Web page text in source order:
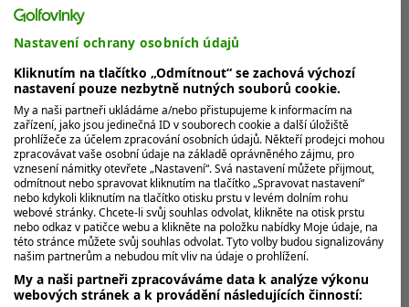
Desítky tisíc míčků na dně jezera Loch
Ness. Kolik míčků se ročně ztratí po
celém světě?
Možná vás to nikdy nenapadlo, ale kam se podějí
všechny ty zatoulané golfové míčky a kolik jich ročně
nenávratně zmizí? Dá se...
MOHLO BY VÁS ZAJÍMAT
Nastavení ochrany osobních údajů
Kliknutím na tlačítko „Odmítnout“ se zachová výchozí
nastavení pouze nezbytně nutných souborů cookie.
My a naši partneři ukládáme a/nebo přistupujeme k informacím na
zařízení, jako jsou jedinečná ID v souborech cookie a další úložiště
prohlížeče za účelem zpracování osobních údajů. Někteří prodejci mohou
zpracovávat vaše osobní údaje na základě oprávněného zájmu, pro
vznesení námitky otevřete „Nastavení“. Svá nastavení můžete přijmout,
odmítnout nebo spravovat kliknutím na tlačítko „Spravovat nastavení“
nebo kdykoli kliknutím na tlačítko otisku prstu v levém dolním rohu
webové stránky. Chcete-li svůj souhlas odvolat, klikněte na otisk prstu
nebo odkaz v patičce webu a klikněte na položku nabídky Moje údaje, na
této stránce můžete svůj souhlas odvolat. Tyto volby budou signalizovány
našim partnerům a nebudou mít vliv na údaje o prohlížení.
My a naši partneři zpracováváme data k analýze výkonu
webových stránek a k provádění následujících činností: